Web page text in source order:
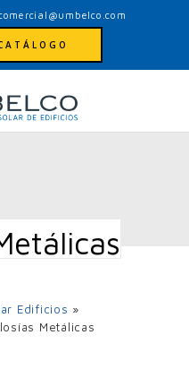
Edificios »
Metálicas